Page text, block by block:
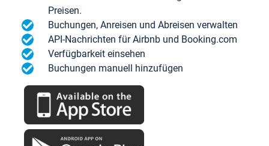
Preisen.
Buchungen, Anreisen und Abreisen verwalten
API-Nachrichten für Airbnb und Booking.com
Verfügbarkeit einsehen
Buchungen manuell hinzufügen